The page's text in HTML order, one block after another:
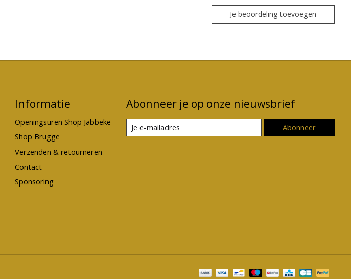
Je beoordeling toevoegen
Informatie
Openingsuren Shop Jabbeke
Shop Brugge
Verzenden & retourneren
Contact
Sponsoring
Abonneer je op onze nieuwsbrief
Abonneer